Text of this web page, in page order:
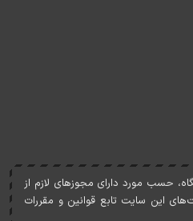
حسب مورد دارای مجوزهای لازم از
اين سايت تابع قوانين و مقررات